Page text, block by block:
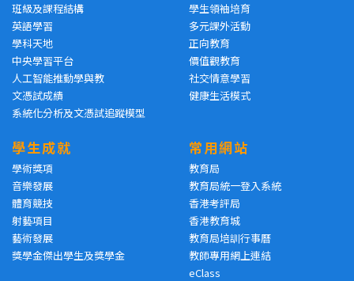
班級及課程結構
英語學習
學科天地
中央學習平台
人工智能推動學與教
文憑試成績
系統化分析及文憑試追蹤模型
學生領袖培育
多元課外活動
正向教育
價值觀教育
社交情意學習
健康生活模式
學生成就
學術獎項
音樂發展
體育競技
射藝項目
藝術發展
獎學金傑出學生及獎學金
常用網站
教育局
教育局統一登入系統
香港考評局
香港教育城
教育局培訓行事曆
教師專用網上連結
eClass